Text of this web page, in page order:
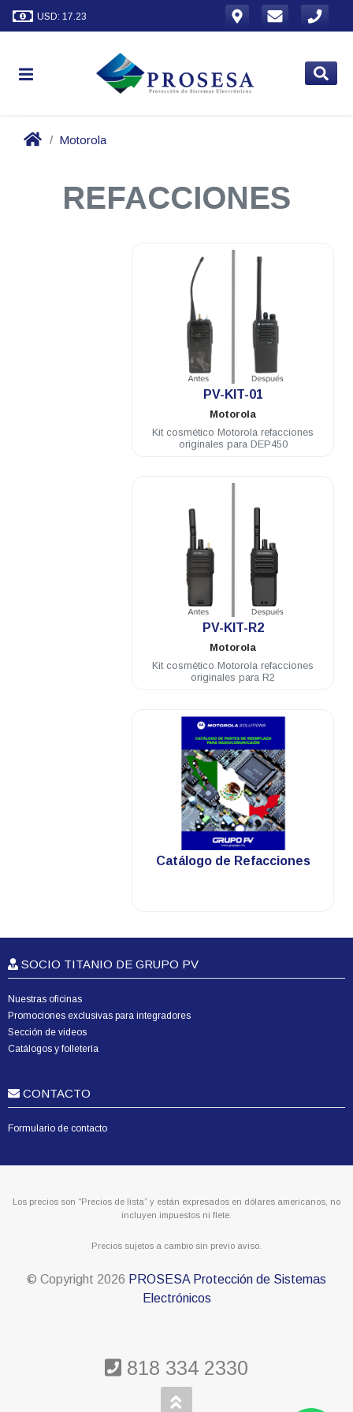
USD: 17.23
Motorola
REFACCIONES
PV-KIT-01
Motorola
Kit cosmético Motorola refacciones
originales para DEP450
PV-KIT-R2
Motorola
Kit cosmético Motorola refacciones
originales para R2
.
Catálogo de Refacciones
SOCIO TITANIO DE GRUPO PV
Nuestras oficinas
Promociones exclusivas para integradores
Sección de videos
Catálogos y folletería
CONTACTO
Formulario de contacto
Los precios son “Precios de lista” y están expresados en dólares americanos, no
incluyen impuestos ni flete.
Precios sujetos a cambio sin previo aviso.
© Copyright 2026 PROSESA Protección de Sistemas
Electrónicos
818 334 2330